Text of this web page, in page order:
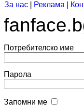
За нас
Реклама
Потребителско име
Парола
Запомни ме